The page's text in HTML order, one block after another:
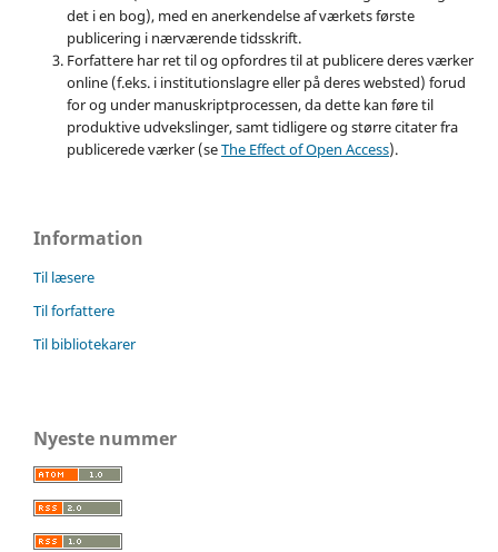
det i en bog), med en anerkendelse af værkets første
publicering i nærværende tidsskrift.
Forfattere har ret til og opfordres til at publicere deres værker
online (f.eks. i institutionslagre eller på deres websted) forud
for og under manuskriptprocessen, da dette kan føre til
produktive udvekslinger, samt tidligere og større citater fra
publicerede værker (seThe Effect of Open Access).
Information
Til læsere
Til forfattere
Til bibliotekarer
Nyeste nummer